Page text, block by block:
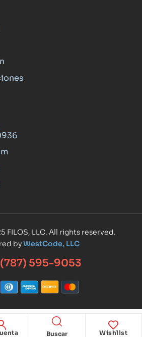
Wishlist
FILOS, LLC. All rights reserved.
byWestCode, LLC
(787) 595-9053